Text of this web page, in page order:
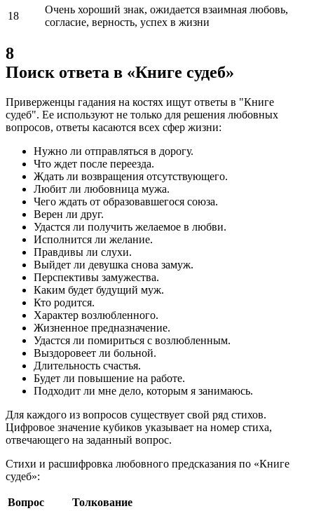
18
Очень хороший знак, ожидается взаимная любовь,
согласие, верность, успех в жизни
8
Поиск ответа в «Книге судеб»
Приверженцы гадания на костях ищут ответы в "Книге
судеб". Ее используют не только для решения любовных
вопросов, ответы касаются всех сфер жизни:
Нужно ли отправляться в дорогу.
Что ждет после переезда.
Ждать ли возвращения отсутствующего.
Любит ли любовница мужа.
Чего ждать от образовавшегося союза.
Верен ли друг.
Удастся ли получить желаемое в любви.
Исполнится ли желание.
Правдивы ли слухи.
Выйдет ли девушка снова замуж.
Перспективы замужества.
Каким будет будущий муж.
Кто родится.
Характер возлюбленного.
Жизненное предназначение.
Удастся ли помириться с возлюбленным.
Выздоровеет ли больной.
Длительность счастья.
Будет ли повышение на работе.
Подходит ли мне дело, которым я занимаюсь.
Для каждого из вопросов существует свой ряд стихов.
Цифровое значение кубиков указывает на номер стиха,
отвечающего на заданный вопрос.
Стихи и расшифровка любовного предсказания по «Книге
судеб»:
Вопрос Толкование